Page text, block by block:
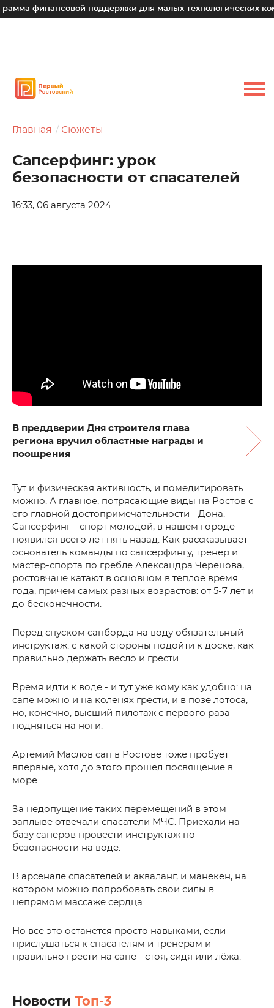
поддержки для малых технологических компаний
Главная Сюжеты
Сапсерфинг: урок
безопасности от спасателей
16:33, 06 августа 2024
В преддверии Дня строителя глава
региона вручил областные награды и
поощрения
Тут и физическая активность, и помедитировать
можно. А главное, потрясающие виды на Ростов с
его главной достопримечательности - Дона.
Сапсерфинг - спорт молодой, в нашем городе
появился всего лет пять назад. Как рассказывает
основатель команды по сапсерфингу, тренер и
мастер-спорта по гребле Александра Черенова,
ростовчане катают в основном в теплое время
года, причем самых разных возрастов: от 5-7 лет и
до бесконечности.
Перед спуском сапборда на воду обязательный
инструктаж: с какой стороны подойти к доске, как
правильно держать весло и грести.
Время идти к воде - и тут уже кому как удобно: на
сапе можно и на коленях грести, и в позе лотоса,
но, конечно, высший пилотаж с первого раза
подняться на ноги.
Артемий Маслов сап в Ростове тоже пробует
впервые, хотя до этого прошел посвящение в
море.
За недопущение таких перемещений в этом
заплыве отвечали спасатели МЧС. Приехали на
базу саперов провести инструктаж по
безопасности на воде.
В арсенале спасателей и акваланг, и манекен, на
котором можно попробовать свои силы в
непрямом массаже сердца.
Но всё это останется просто навыками, если
прислушаться к спасателям и тренерам и
правильно грести на сапе - стоя, сидя или лёжа.
Новости Топ-3